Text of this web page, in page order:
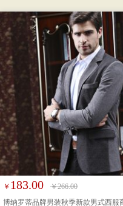
￥ 183.00
￥266.00
博纳罗蒂品牌男装秋季新款男式西服